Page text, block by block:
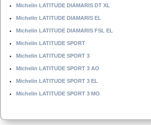
Michelin LATITUDE DIAMARIS DT XL
Michelin LATITUDE DIAMARIS EL
Michelin LATITUDE DIAMARIS FSL EL
Michelin LATITUDE SPORT
Michelin LATITUDE SPORT 3
Michelin LATITUDE SPORT 3 AO
Michelin LATITUDE SPORT 3 EL
Michelin LATITUDE SPORT 3 MO